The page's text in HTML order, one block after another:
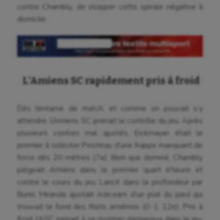
contre Chambly, de stopper cette spirale négative à
domicile.
L’Amiens SC rapidement pris à froid
Dès l’entame de match, et comme on pouvait s’y
attendre, l’Amiens SC prenait le contrôle du jeu. Après
plusieurs centres mal ajustés, Eickmayer était le
premier à solliciter Pinoteau d’une frappe manquant de
force dès 20 mètres (7e). Bien que dominé, Chambly
piégeait Amiens dans le premier quart d’heure et
contre le cours du jeu. Lancé dans la profondeur par
Burel, Miranda ajustait Adiceam d’un plat du pied qui
trouvait le fond des filets amiénois (0-1, 12e). Pris à